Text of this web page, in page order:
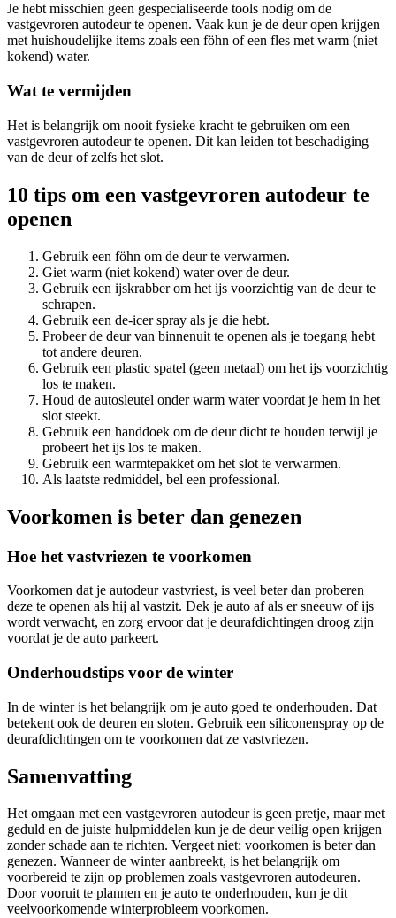
Je hebt misschien geen gespecialiseerde tools nodig om de
vastgevroren autodeur te openen. Vaak kun je de deur open krijgen
met huishoudelijke items zoals een föhn of een fles met warm (niet
kokend) water.
Wat te vermijden
Het is belangrijk om nooit fysieke kracht te gebruiken om een
vastgevroren autodeur te openen. Dit kan leiden tot beschadiging
van de deur of zelfs het slot.
10 tips om een vastgevroren autodeur te
openen
Gebruik een föhn om de deur te verwarmen.
Giet warm (niet kokend) water over de deur.
Gebruik een ijskrabber om het ijs voorzichtig van de deur te
schrapen.
Gebruik een de-icer spray als je die hebt.
Probeer de deur van binnenuit te openen als je toegang hebt
tot andere deuren.
Gebruik een plastic spatel (geen metaal) om het ijs voorzichtig
los te maken.
Houd de autosleutel onder warm water voordat je hem in het
slot steekt.
Gebruik een handdoek om de deur dicht te houden terwijl je
probeert het ijs los te maken.
Gebruik een warmtepakket om het slot te verwarmen.
Als laatste redmiddel, bel een professional.
Voorkomen is beter dan genezen
Hoe het vastvriezen te voorkomen
Voorkomen dat je autodeur vastvriest, is veel beter dan proberen
deze te openen als hij al vastzit. Dek je auto af als er sneeuw of ijs
wordt verwacht, en zorg ervoor dat je deurafdichtingen droog zijn
voordat je de auto parkeert.
Onderhoudstips voor de winter
In de winter is het belangrijk om je auto goed te onderhouden. Dat
betekent ook de deuren en sloten. Gebruik een siliconenspray op de
deurafdichtingen om te voorkomen dat ze vastvriezen.
Samenvatting
Het omgaan met een vastgevroren autodeur is geen pretje, maar met
geduld en de juiste hulpmiddelen kun je de deur veilig open krijgen
zonder schade aan te richten. Vergeet niet: voorkomen is beter dan
genezen. Wanneer de winter aanbreekt, is het belangrijk om
voorbereid te zijn op problemen zoals vastgevroren autodeuren.
Door vooruit te plannen en je auto te onderhouden, kun je dit
veelvoorkomende winterprobleem voorkomen.